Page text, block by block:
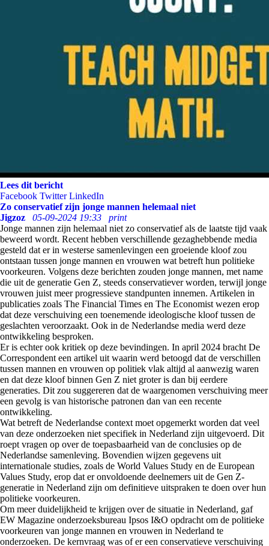
Lees dit bericht
Facebook Twitter LinkedIn
Zo conservatief zijn jonge mannen helemaal niet
Jigzoz
05-09-2024 19:33
print
Jonge mannen zijn helemaal niet zo conservatief als de laatste tijd vaak
beweerd wordt. Recent hebben verschillende gezaghebbende media
gesteld dat er in westerse samenlevingen een groeiende kloof zou
ontstaan tussen jonge mannen en vrouwen wat betreft hun politieke
voorkeuren. Volgens deze berichten zouden jonge mannen, met name
die uit de generatie Gen Z, steeds conservatiever worden, terwijl jonge
vrouwen juist meer progressieve standpunten innemen. Artikelen in
publicaties zoals The Financial Times en The Economist wezen erop
dat deze verschuiving een toenemende ideologische kloof tussen de
geslachten veroorzaakt. Ook in de Nederlandse media werd deze
ontwikkeling besproken.
Er is echter ook kritiek op deze bevindingen. In april 2024 bracht De
Correspondent een artikel uit waarin werd betoogd dat de verschillen
tussen mannen en vrouwen op politiek vlak altijd al aanwezig waren
en dat deze kloof binnen Gen Z niet groter is dan bij eerdere
generaties. Dit zou suggereren dat de waargenomen verschuiving meer
een gevolg is van historische patronen dan van een recente
ontwikkeling.
Wat betreft de Nederlandse context moet opgemerkt worden dat veel
van deze onderzoeken niet specifiek in Nederland zijn uitgevoerd. Dit
roept vragen op over de toepasbaarheid van de conclusies op de
Nederlandse samenleving. Bovendien wijzen gegevens uit
internationale studies, zoals de World Values Study en de European
Values Study, erop dat er onvoldoende deelnemers uit de Gen Z-
generatie in Nederland zijn om definitieve uitspraken te doen over hun
politieke voorkeuren.
Om meer duidelijkheid te krijgen over de situatie in Nederland, gaf
EW Magazine onderzoeksbureau Ipsos I&O opdracht om de politieke
voorkeuren van jonge mannen en vrouwen in Nederland te
onderzoeken. De kernvraag was of er een conservatieve verschuiving